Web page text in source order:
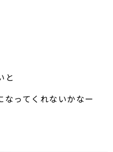
と
なってくれないかなー